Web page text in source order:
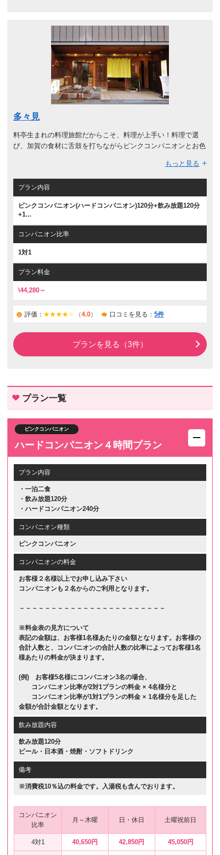
多々見
料亭生まれの料理旅館だからこそ、料理が上手い！料理で選
び、加賀の食材に舌鼓を打ちながらピンクコンパニオンとお色
もっと見る
プラン内容
ピンクコンパニオン(ハードコンパニオン)120分+飲み放題120分
+1...
コンパニオン比率
1対1
プラン料金
\44,280～
評価： （4.0） 口コミを見る： 5件
プランを見る（3件）
プラン一覧
ピンクコンパニオン
ハードコンパニオン４時間プラン
プラン内容
・一泊二食
・飲み放題120分
・ハードコンパニオン240分
コンパニオン種類
ピンクコンパニオン
コンパニオンの料金
お客様２名様以上でお申し込み下さい
コンパニオンも２名からのご利用となります。
－－－－－－－－－－－－－－－－－－－－－－－
※料金表の見方について
表記の金額は、お客様1名様あたりの金額となります。お客様の
合計人数と、コンパニオンの合計人数の比率によってお客様1名
様あたりの料金が決まります。
(例) お客様5名様にコンパニオン3名の場合、
コンパニオン比率が2対1プランの料金 × 4名様分と
コンパニオン比率が1対1プランの料金 × 1名様分を足した
金額が合計金額となります。
飲み放題内容
飲み放題120分
ビール・日本酒・焼酎・ソフトドリンク
備考
※消費税10％込の料金です。入湯税も含んでおります。
コンパニオン
比率
月～木曜 日・休日 土曜祝前日
4対1 40,650円 42,850円 45,050円